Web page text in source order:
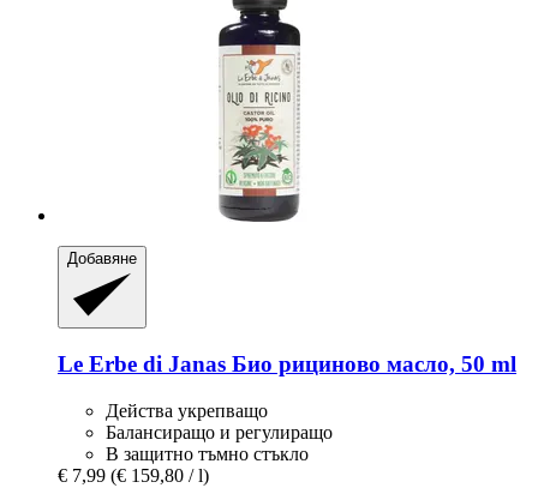
Добавяне
Le Erbe di Janas Био рициново масло, 50 ml
Действа укрепващо
Балансиращо и регулиращо
В защитно тъмно стъкло
€ 7,99 (€ 159,80 / l)